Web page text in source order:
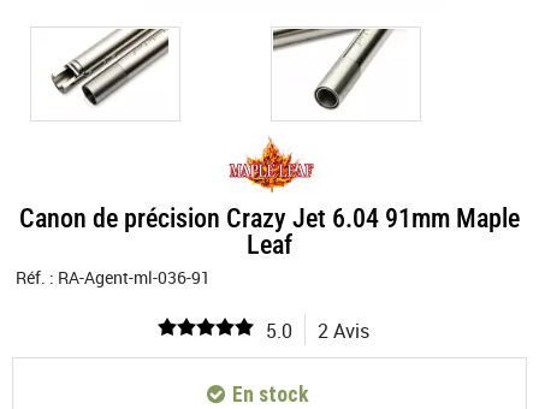
Canon de précision Crazy Jet 6.04 91mm Maple
Leaf
Réf. : RA-Agent-ml-036-91
5.0 2 Avis
En stock